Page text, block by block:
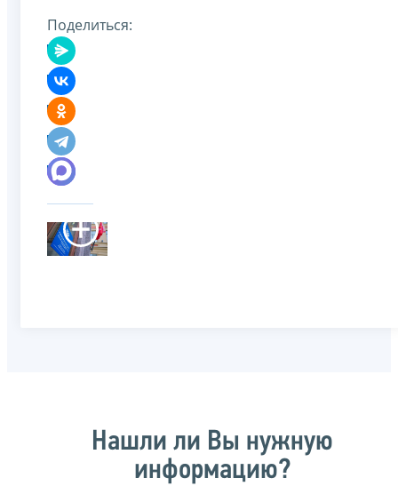
Поделиться:
Нашли ли Вы нужную
информацию?